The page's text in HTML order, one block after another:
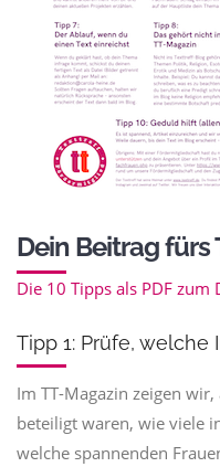
Dein Beitrag
Die 10 Tipps als PDF
Tipp 1: Prüfe,
Im TT-Magazin zeigen
beteiligt waren, wie viele
welche spannenden